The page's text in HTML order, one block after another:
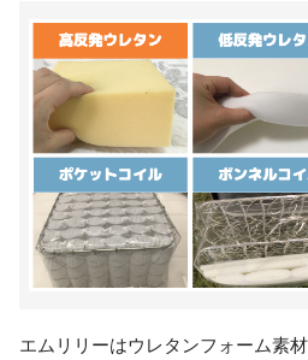
エムリリーはウレタンフォーム素